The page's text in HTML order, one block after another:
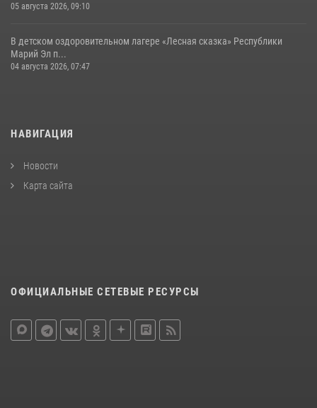
05 августа 2026, 09:10
В детском оздоровительном лагере «Лесная сказка» Республики
Марий Эл п...
04 августа 2026, 07:47
НАВИГАЦИЯ
Новости
Карта сайта
ОФИЦИАЛЬНЫЕ СЕТЕВЫЕ РЕСУРСЫ